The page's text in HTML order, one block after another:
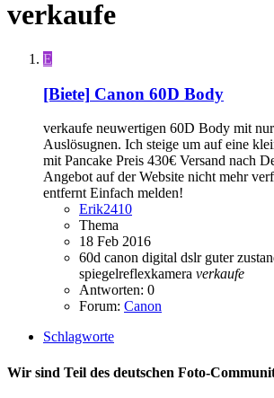
verkaufe
E
[Biete] Canon 60D Body
verkaufe neuwertigen 60D Body mit
Auslösugnen. Ich steige um auf eine
mit Pancake Preis 430€ Versand nach
Angebot auf der Website nicht mehr
entfernt Einfach melden!
Erik2410
Thema
18 Feb 2016
60d canon digital dslr guter
spiegelreflexkamera verkaufe
Antworten: 0
Forum: Canon
Schlagworte
Wir sind Teil des deutschen Foto-